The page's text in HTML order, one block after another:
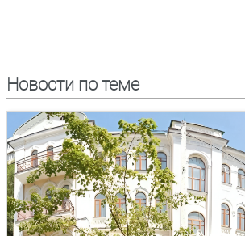
Новости по теме